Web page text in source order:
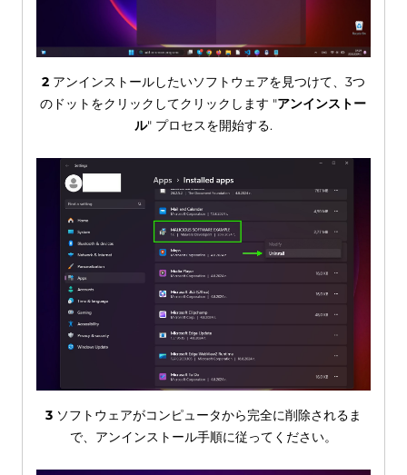
2アンインストールしたいソフトウェアを見つけて、3つ
のドットをクリックしてクリックします "アンインストー
ル" プロセスを開始する.
3ソフトウェアがコンピュータから完全に削除されるま
で、アンインストール手順に従ってください。